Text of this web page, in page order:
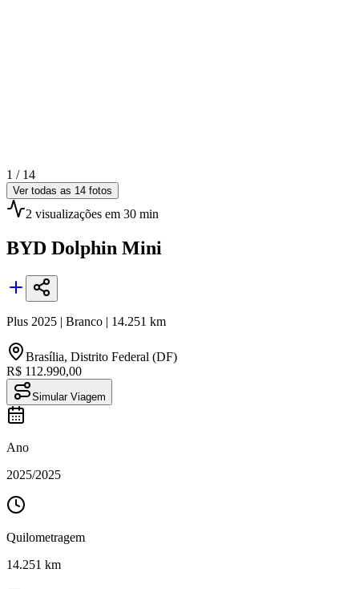
1 / 14
Ver todas as 14 fotos
2 visualizações em 30 min
BYD Dolphin Mini
Plus 2025 | Branco | 14.251 km
Brasília, Distrito Federal (DF)
R$ 112.990,00
Simular Viagem
Ano
2025/2025
Quilometragem
14.251 km